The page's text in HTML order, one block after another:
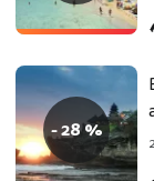
- 28 %